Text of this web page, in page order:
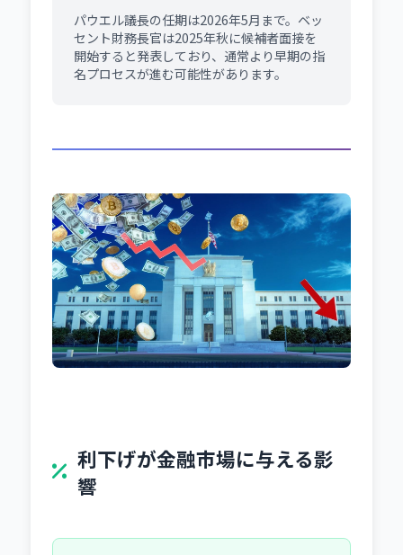
パウエル議長の任期は2026年5月まで。ベッ
セント財務長官は2025年秋に候補者面接を
開始すると発表しており、通常より早期の指
名プロセスが進む可能性があります。
利下げが金融市場に与える影
響